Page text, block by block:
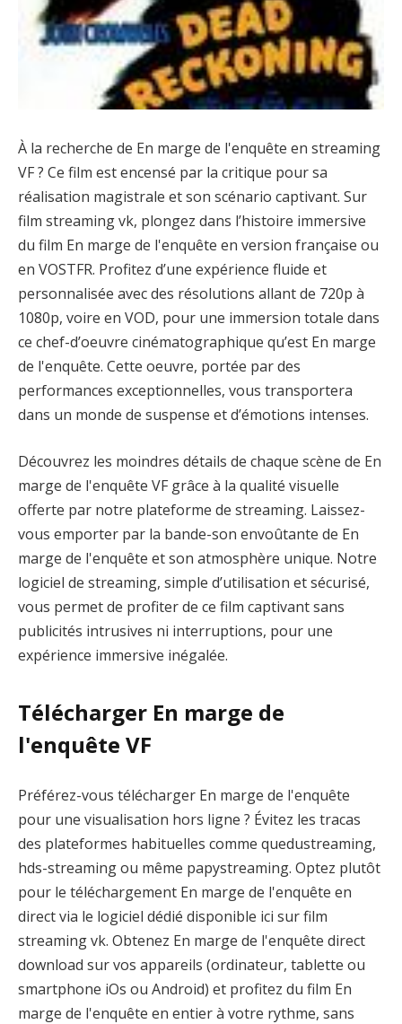
À la recherche de En marge de l'enquête en streaming
VF ? Ce film est encensé par la critique pour sa
réalisation magistrale et son scénario captivant. Sur
film streaming vk, plongez dans l’histoire immersive
du film En marge de l'enquête en version française ou
en VOSTFR. Profitez d’une expérience fluide et
personnalisée avec des résolutions allant de 720p à
1080p, voire en VOD, pour une immersion totale dans
ce chef-d’oeuvre cinématographique qu’est En marge
de l'enquête. Cette oeuvre, portée par des
performances exceptionnelles, vous transportera
dans un monde de suspense et d’émotions intenses.
Découvrez les moindres détails de chaque scène de En
marge de l'enquête VF grâce à la qualité visuelle
offerte par notre plateforme de streaming. Laissez-
vous emporter par la bande-son envoûtante de En
marge de l'enquête et son atmosphère unique. Notre
logiciel de streaming, simple d’utilisation et sécurisé,
vous permet de profiter de ce film captivant sans
publicités intrusives ni interruptions, pour une
expérience immersive inégalée.
Télécharger En marge de
l'enquête VF
Préférez-vous télécharger En marge de l'enquête
pour une visualisation hors ligne ? Évitez les tracas
des plateformes habituelles comme quedustreaming,
hds-streaming ou même papystreaming. Optez plutôt
pour le téléchargement En marge de l'enquête en
direct via le logiciel dédié disponible ici sur film
streaming vk. Obtenez En marge de l'enquête direct
download sur vos appareils (ordinateur, tablette ou
smartphone iOs ou Android) et profitez du film En
marge de l'enquête en entier à votre rythme, sans